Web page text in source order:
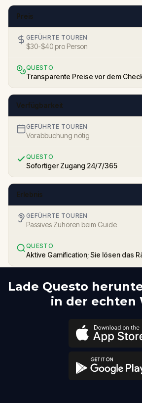
Preis
GEFÜHRTE TOUREN
$30-$40 pro Person
QUESTO
Transparente Preise vor dem
Verfügbarkeit
GEFÜHRTE TOUREN
Vorabbuchung nötig
QUESTO
Sofortiger Zugang 24/7/365
Erlebnis
GEFÜHRTE TOUREN
Passives Zuhören beim Guide
QUESTO
Aktive Gamification; Sie lösen das
Lade Questo
in der echten